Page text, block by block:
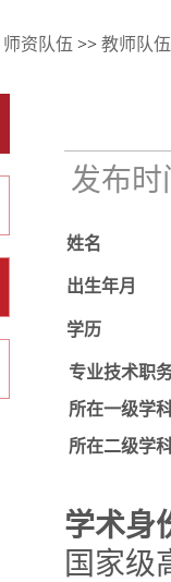
师资队伍 >> 教师队伍
发布
姓名
出生年月
学历
专业技术职
所在一级学
所在二级学
学术身
国家级